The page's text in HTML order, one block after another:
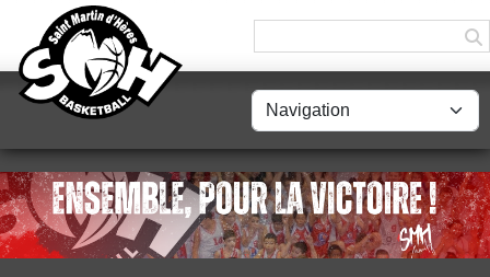
Panneau de gestion des cookies